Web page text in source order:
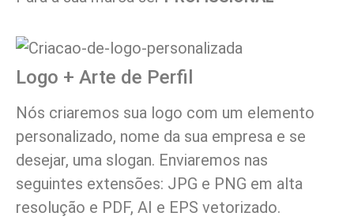
Logo + Arte de Perfil
Nós criaremos sua logo com um elemento
personalizado, nome da sua empresa e se
desejar, uma slogan. Enviaremos nas
seguintes extensões: JPG e PNG em alta
resolução e PDF, AI e EPS vetorizado.